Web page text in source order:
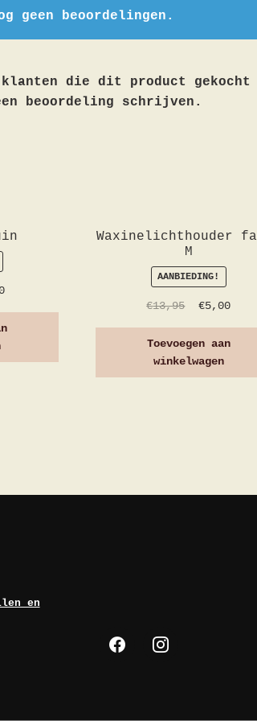
geen beoordelingen.
klanten die dit product gekocht
beoordeling schrijven.
Waxinelichthouder
M
AANBIEDING!
€13,95 €5,00
Toevoegen aan
winkelwagen
en